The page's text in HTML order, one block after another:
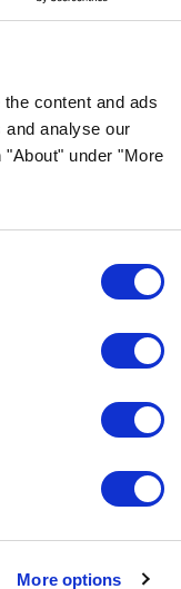
content and ads
analyse our
under "More
More options
aus hochwertigen
MEDIA